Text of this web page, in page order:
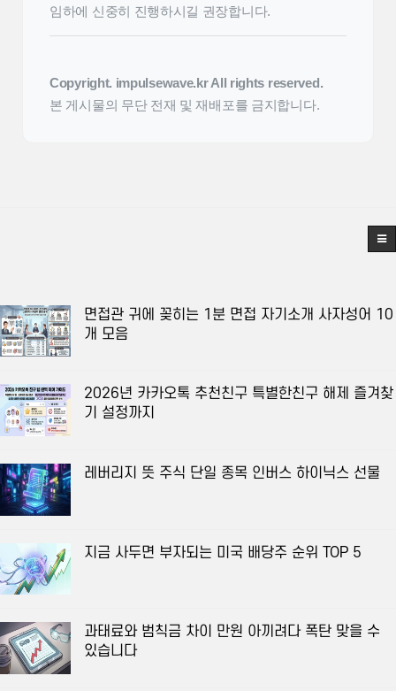
임하에 신중히 진행하시길 권장합니다.
Copyright. impulsewave.kr All rights reserved.
본 게시물의 무단 전재 및 재배포를 금지합니다.
면접관 귀에 꽂히는 1분 면접 자기소개 사자성어 10
개 모음
2026년 카카오톡 추천친구 특별한친구 해제 즐겨찾
기 설정까지
레버리지 뜻 주식 단일 종목 인버스 하이닉스 선물
지금 사두면 부자되는 미국 배당주 순위 TOP 5
과태료와 범칙금 차이 만원 아끼려다 폭탄 맞을 수
있습니다